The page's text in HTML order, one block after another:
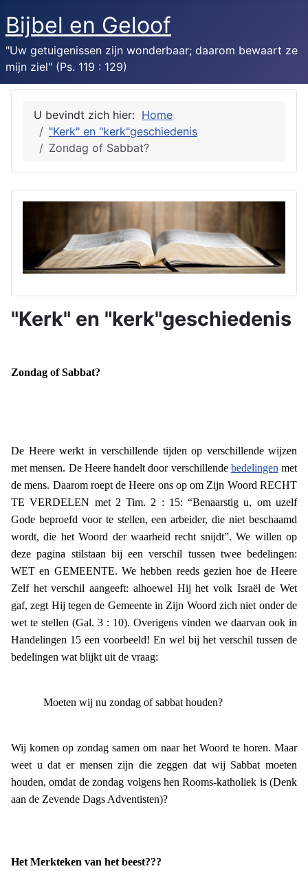
Bijbel en Geloof
"Uw getuigenissen zijn wonderbaar; daarom bewaart ze
mijn ziel" (Ps. 119 : 129)
U bevindt zich hier: Home
"Kerk" en "kerk"geschiedenis
Zondag of Sabbat?
"Kerk" en "kerk"geschiedenis
Zondag of Sabbat?
De Heere werkt in verschillende tijden op verschillende wijzen
met mensen. De Heere handelt door verschillende bedelingen met
de mens. Daarom roept de Heere ons op om Zijn Woord RECHT
TE VERDELEN met 2 Tim. 2 : 15: “Benaarstig u, om uzelf
Gode beproefd voor te stellen, een arbeider, die niet beschaamd
wordt, die het Woord der waarheid recht snijdt”. We willen op
deze pagina stilstaan bij een verschil tussen twee bedelingen:
WET en GEMEENTE. We hebben reeds gezien hoe de Heere
Zelf het verschil aangeeft: alhoewel Hij het volk Israël de Wet
gaf, zegt Hij tegen de Gemeente in Zijn Woord zich niet onder de
wet te stellen (Gal. 3 : 10). Overigens vinden we daarvan ook in
Handelingen 15 een voorbeeld! En wel bij het verschil tussen de
bedelingen wat blijkt uit de vraag:
Moeten wij nu zondag of sabbat houden?
Wij komen op zondag samen om naar het Woord te horen. Maar
weet u dat er mensen zijn die zeggen dat wij Sabbat moeten
houden, omdat de zondag volgens hen Rooms-katholiek is (Denk
aan de Zevende Dags Adventisten)?
Het Merkteken van het beest???